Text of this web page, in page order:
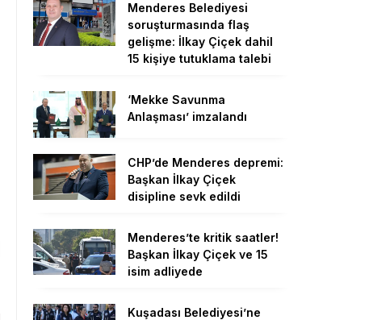
Menderes Belediyesi
soruşturmasında flaş
gelişme: İlkay Çiçek dahil
15 kişiye tutuklama talebi
‘Mekke Savunma
Anlaşması’ imzalandı
CHP’de Menderes depremi:
Başkan İlkay Çiçek
disipline sevk edildi
Menderes’te kritik saatler!
Başkan İlkay Çiçek ve 15
isim adliyede
Kuşadası Belediyesi’ne